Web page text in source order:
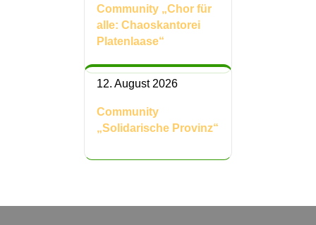
Community „Chor für
alle: Chaoskantorei
Platenlaase“
12. August 2026
Community
„Solidarische Provinz“